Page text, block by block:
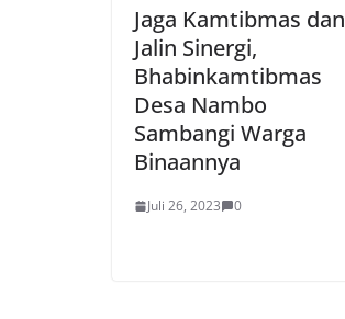
Jaga Kamtibmas dan
Jalin Sinergi,
Bhabinkamtibmas
Desa Nambo
Sambangi Warga
Binaannya
Juli 26, 2023 0